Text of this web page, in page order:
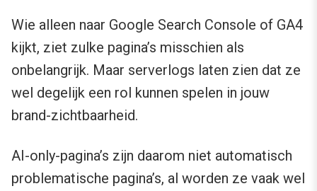
Wie alleen naar Google Search Console of GA4
kijkt, ziet zulke pagina’s misschien als
onbelangrijk. Maar serverlogs laten zien dat ze
wel degelijk een rol kunnen spelen in jouw
brand-zichtbaarheid.
AI-only-pagina’s zijn daarom niet automatisch
problematische pagina’s, al worden ze vaak wel